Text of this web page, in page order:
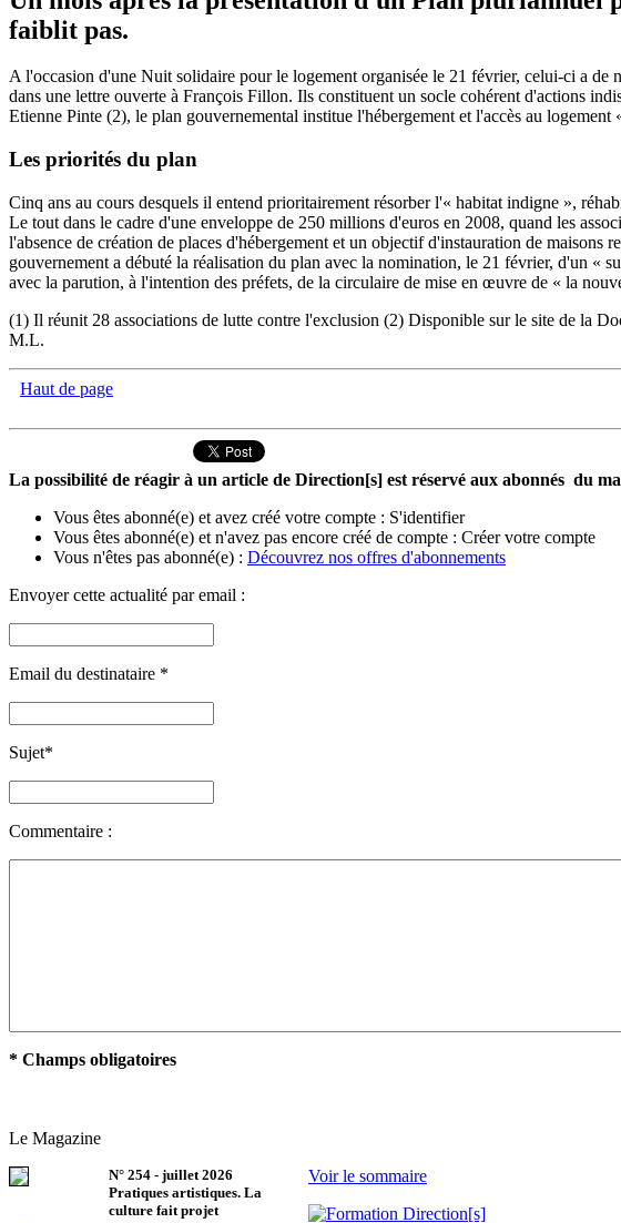
faiblit pas.
A l'occasion d'une Nuit solidaire pour le logement organisée le 21 février, celui-ci a
dans une lettre ouverte à François Fillon. Ils constituent un socle cohérent d'actions
Etienne Pinte (2), le plan gouvernemental institue l'hébergement et l'accès au
Les priorités du plan
Cinq ans au cours desquels il entend prioritairement résorber l'« habitat indigne »,
Le tout dans le cadre d'une enveloppe de 250 millions d'euros en 2008, quand les
l'absence de création de places d'hébergement et un objectif d'instauration de
gouvernement a débuté la réalisation du plan avec la nomination, le 21 février, d'un «
avec la parution, à l'intention des préfets, de la circulaire de mise en œuvre de « la
(1) Il réunit 28 associations de lutte contre l'exclusion (2) Disponible sur le site de la
M.L.
Haut de page
La possibilité de réagir à un article de Direction[s] est réservé aux abonnés du
Vous êtes abonné(e) et avez créé votre compte : S'identifier
Vous êtes abonné(e) et n'avez pas encore créé de compte : Créer votre compte
Vous n'êtes pas abonné(e) : Découvrez nos offres d'abonnements
Envoyer cette actualité par email :
Email du destinataire *
Sujet*
Commentaire :
* Champs obligatoires
Le Magazine
N° 254 - juillet 2026
Pratiques artistiques. La
culture fait projet
Voir le sommaire